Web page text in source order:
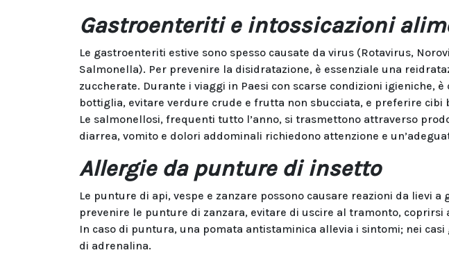
Gastroenteriti e intossicazioni
Le gastroenteriti estive sono spesso causate da virus (Rotavirus,
Salmonella). Per prevenire la disidratazione, è essenziale una
zuccherate. Durante i viaggi in Paesi con scarse condizioni igieniche,
bottiglia, evitare verdure crude e frutta non sbucciata, e preferire cibi
Le salmonellosi, frequenti tutto l’anno, si trasmettono attraverso
diarrea, vomito e dolori addominali richiedono attenzione e
Allergie da punture di insetto
Le punture di api, vespe e zanzare possono causare reazioni da lievi
prevenire le punture di zanzara, evitare di uscire al tramonto,
In caso di puntura, una pomata antistaminica allevia i sintomi; nei
di adrenalina.